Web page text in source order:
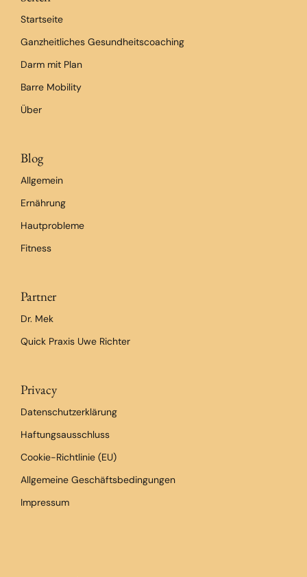
Startseite
Ganzheitliches Gesundheitscoaching
Darm mit Plan
Barre Mobility
Über
Blog
Allgemein
Ernährung
Hautprobleme
Fitness
Partner
Dr. Mek
Quick Praxis Uwe Richter
Privacy
Datenschutzerklärung
Haftungsausschluss
Cookie-Richtlinie (EU)
Allgemeine Geschäftsbedingungen
Impressum